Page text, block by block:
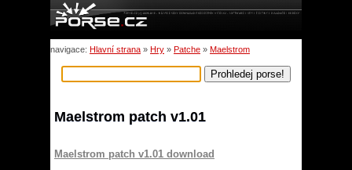
navigace: Hlavní strana » Hry » Patche » Maelstrom
Maelstrom patch v1.01
Maelstrom patch v1.01 download